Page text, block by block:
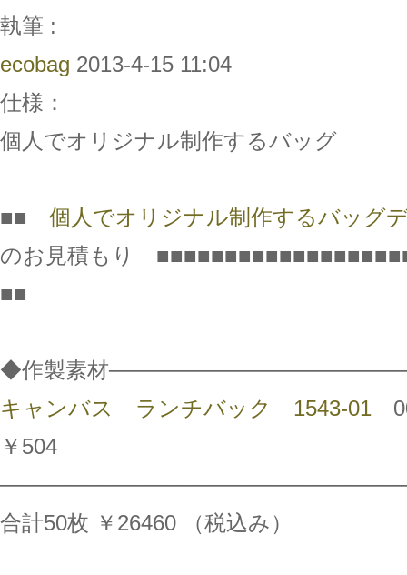
執筆 :
ecobag 2013-4-15 11:04
仕様：
個人でオリジナル制作するバッグ
■■ 個人でオリジナル制作するバッグ
のお見積もり
■■
◆作製素材
キャンバス ランチバック 1543-01
￥504
合計50枚 ￥26460 （税込み）